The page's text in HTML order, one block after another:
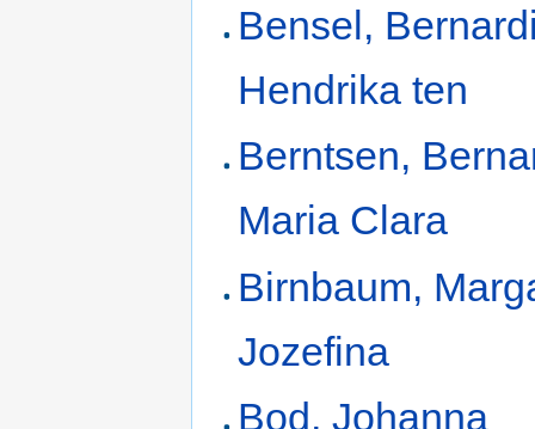
Bensel,
Hendrika ten
Berntsen,
Maria Clara
Birnbaum,
Jozefina
Bod, Johanna